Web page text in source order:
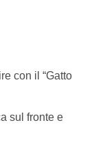
con il “Gatto
sul fronte e